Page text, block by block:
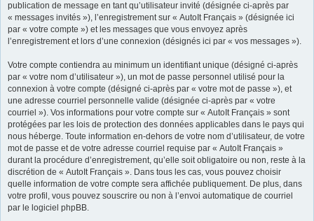
publication de message en tant qu’utilisateur invité (désignée ci-après par
« messages invités »), l’enregistrement sur « AutoIt Français » (désignée ici
par « votre compte ») et les messages que vous envoyez après
l’enregistrement et lors d’une connexion (désignés ici par « vos messages »).
Votre compte contiendra au minimum un identifiant unique (désigné ci-après
par « votre nom d’utilisateur »), un mot de passe personnel utilisé pour la
connexion à votre compte (désigné ci-après par « votre mot de passe »), et
une adresse courriel personnelle valide (désignée ci-après par « votre
courriel »). Vos informations pour votre compte sur « AutoIt Français » sont
protégées par les lois de protection des données applicables dans le pays qui
nous héberge. Toute information en-dehors de votre nom d’utilisateur, de votre
mot de passe et de votre adresse courriel requise par « AutoIt Français »
durant la procédure d’enregistrement, qu’elle soit obligatoire ou non, reste à la
discrétion de « AutoIt Français ». Dans tous les cas, vous pouvez choisir
quelle information de votre compte sera affichée publiquement. De plus, dans
votre profil, vous pouvez souscrire ou non à l’envoi automatique de courriel
par le logiciel phpBB.